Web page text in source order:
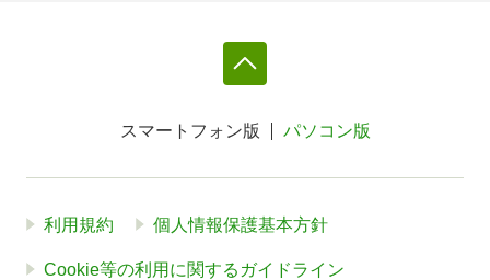
スマートフォン版 パソコン版
利用規約 個人情報保護基本方針
Cookie等の利用に関するガイドライン